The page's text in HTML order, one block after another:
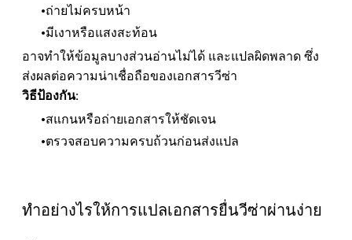
ถ่ายไม่ครบหน้า
มีเงาหรือแสงสะท้อน
อาจทำให้ข้อมูลบางส่วนอ่านไม่ได้ และแปลผิดพลาด ซึ่ง
ส่งผลต่อความน่าเชื่อถือของเอกสารวีซ่า
วิธีป้องกัน:
สแกนหรือถ่ายเอกสารให้ชัดเจน
ตรวจสอบความครบถ้วนก่อนส่งแปล
ทำอย่างไรให้การแปลเอกสารยื่นวีซ่าผ่านง่าย